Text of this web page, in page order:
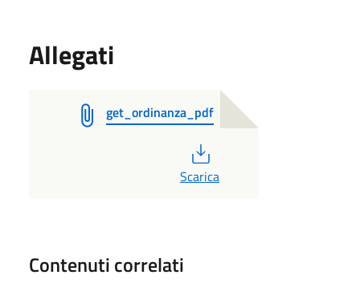
Allegati
get_ordinanza_pdf
Scarica
Contenuti correlati